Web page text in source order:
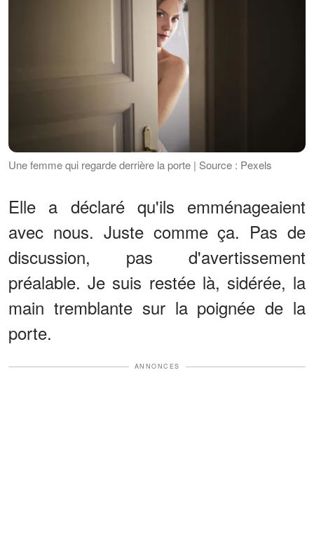
Une femme qui regarde derrière la porte | Source : Pexels
Elle a déclaré qu'ils emménageaient
avec nous. Juste comme ça. Pas de
discussion, pas d'avertissement
préalable. Je suis restée là, sidérée, la
main tremblante sur la poignée de la
porte.
ANNONCES